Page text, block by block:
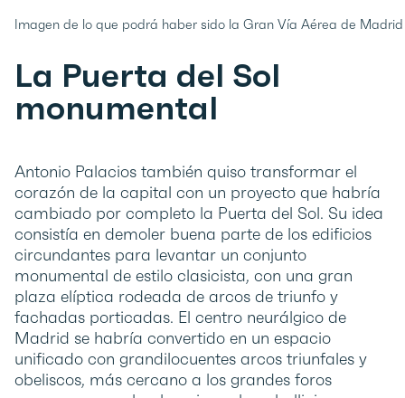
Imagen de lo que podrá haber sido la Gran Vía Aérea de Madrid
La Puerta del Sol
monumental
Antonio Palacios también quiso transformar el
corazón de la capital con un proyecto que habría
cambiado por completo la Puerta del Sol. Su idea
consistía en demoler buena parte de los edificios
circundantes para levantar un conjunto
monumental de estilo clasicista, con una gran
plaza elíptica rodeada de arcos de triunfo y
fachadas porticadas. El centro neurálgico de
Madrid se habría convertido en un espacio
unificado con grandilocuentes arcos triunfales y
obeliscos, más cercano a los grandes foros